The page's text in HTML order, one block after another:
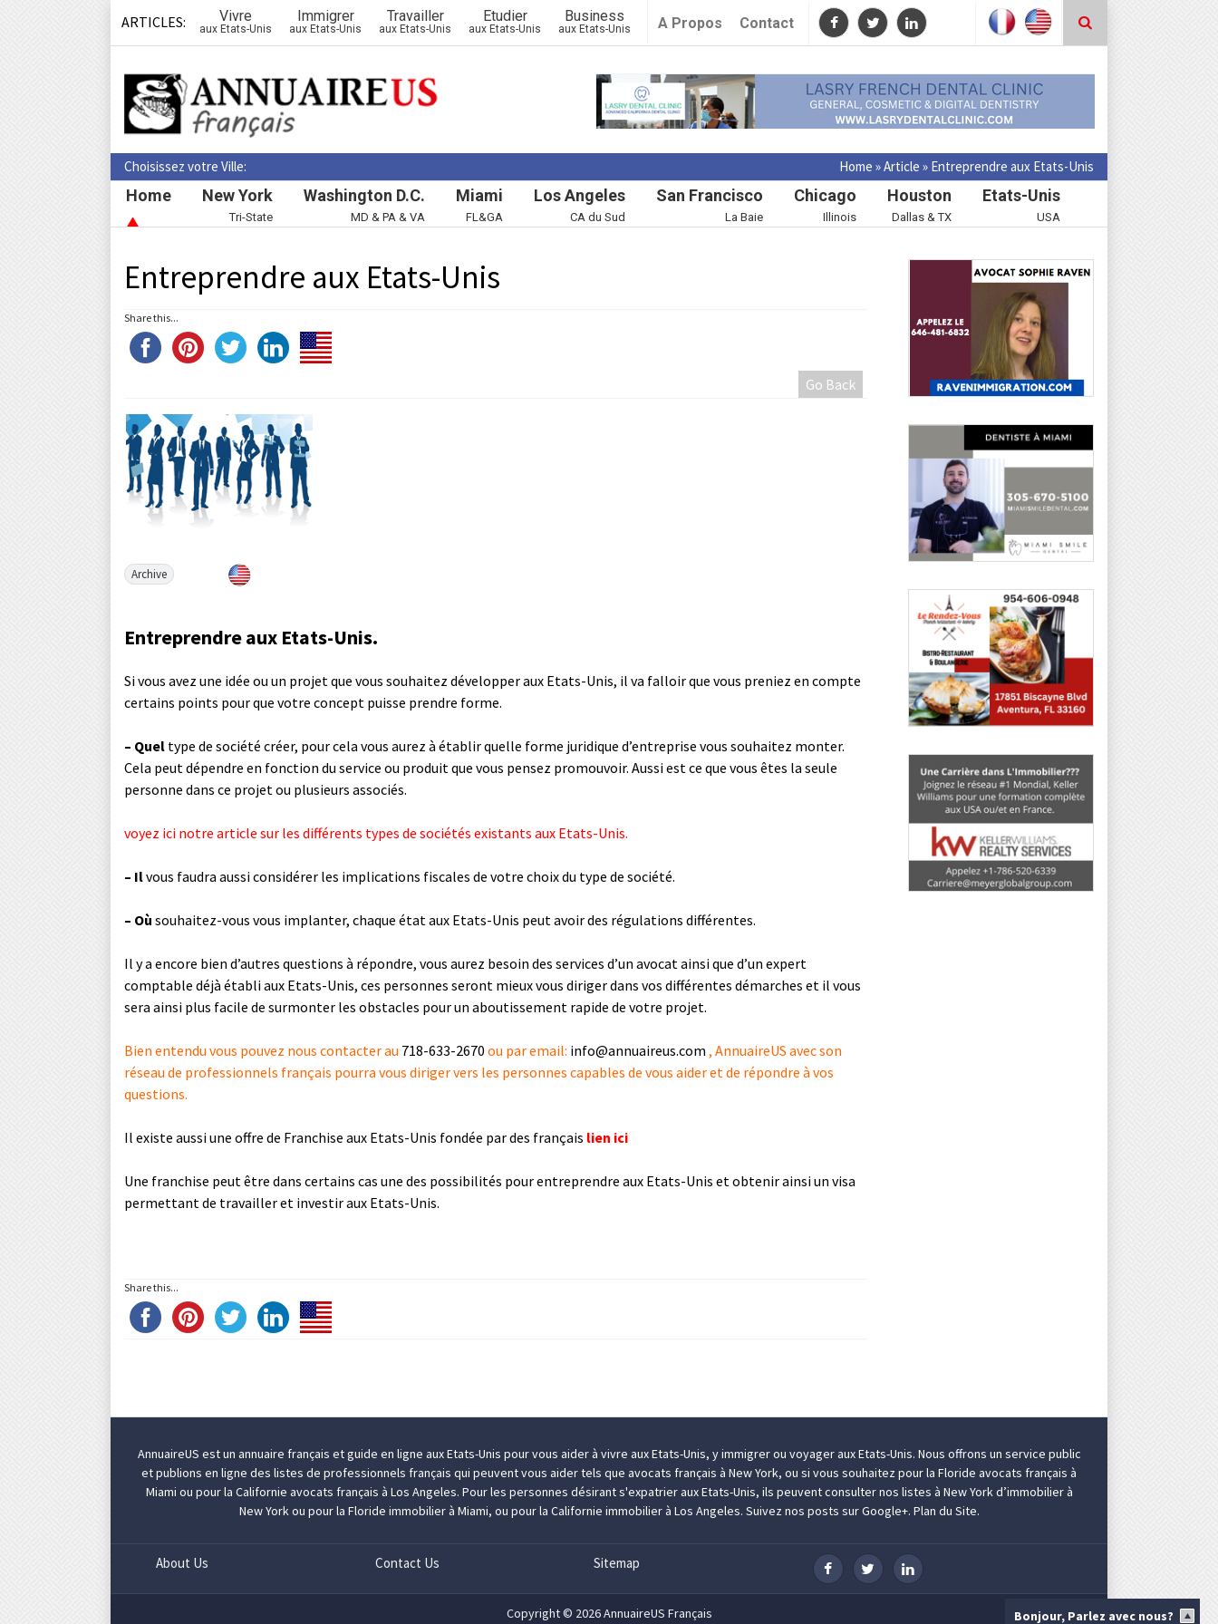
ARTICLES: Vivre
aux Etats-Unis
Immigrer
aux Etats-Unis
Travailler
aux Etats-Unis
Etudier
aux Etats-Unis
Business
aux Etats-Unis A Propos Contact
Choisissez votre Ville: Home »Article » Entreprendre aux Etats-Unis
Home New York
Tri-State
Washington D.C.
MD & PA & VA
Miami
FL&GA
Los Angeles
CA du Sud
San Francisco
La Baie
Chicago
Illinois
Houston
Dallas & TX
Etats-Unis
USA
Entreprendre aux Etats-Unis
Share this...
Go Back
Archive
Entreprendre aux Etats-Unis.
Si vous avez une idée ou un projet que vous souhaitez développer aux Etats-Unis, il va falloir que vous preniez en compte
certains points pour que votre concept puisse prendre forme.
– Quel type de société créer, pour cela vous aurez à établir quelle forme juridique d’entreprise vous souhaitez monter.
Cela peut dépendre en fonction du service ou produit que vous pensez promouvoir. Aussi est ce que vous êtes la seule
personne dans ce projet ou plusieurs associés.
voyez ici notre article sur les différents types de sociétés existants aux Etats-Unis.
– Ilvous faudra aussi considérer les implications fiscales de votre choix du type de société.
– Où souhaitez-vous vous implanter, chaque état aux Etats-Unis peut avoir des régulations différentes.
Il y a encore bien d’autres questions à répondre, vous aurez besoin des services d’un avocat ainsi que d’un expert
comptable déjà établi aux Etats-Unis, ces personnes seront mieux vous diriger dans vos différentes démarches et il vous
sera ainsi plus facile de surmonter les obstacles pour un aboutissement rapide de votre projet.
Bien entendu vous pouvez nous contacter au 718-633-2670 ou par email: info@annuaireus.com , AnnuaireUS avec son
réseau de professionnels français pourra vous diriger vers les personnes capables de vous aider et de répondre à vos
questions.
Il existe aussi une offre de Franchise aux Etats-Unis fondée par des français lien ici
Une franchise peut être dans certains cas une des possibilités pour entreprendre aux Etats-Unis et obtenir ainsi un visa
permettant de travailler et investir aux Etats-Unis.
Share this...
Bonjour, Parlez avec nous?
AnnuaireUS est un annuaire français et guide en ligne aux Etats-Unis pour vous aider à vivre aux Etats-Unis, yimmigrerou voyager aux Etats-Unis. Nous offrons un service public
et publions en ligne des listes de professionnels français qui peuvent vous aider tels que avocats français à New York, ou si vous souhaitez pour la Floride avocats français à
Miami ou pour la Californie avocats français à Los Angeles. Pour les personnes désirants'expatrier aux Etats-Unis, ils peuvent consulter nos listes à New York d’immobilier à
New Yorkou pour la Floride immobilier à Miami, ou pour la Californie immobilier à Los Angeles. Suivez nos posts surGoogle+. Plan du Site.
About Us Contact Us Sitemap
Copyright © 2026 AnnuaireUS Français